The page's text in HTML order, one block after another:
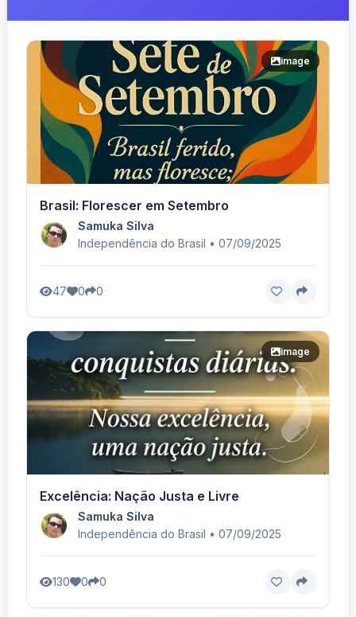
image
Brasil: Florescer em Setembro
Samuka Silva
Independência do Brasil • 07/09/2025
47 0 0
image
Excelência: Nação Justa e Livre
Samuka Silva
Independência do Brasil • 07/09/2025
130 0 0